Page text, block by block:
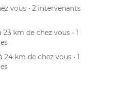
vous • 2 intervenants
23 km de chez vous • 1
24 km de chez vous • 1